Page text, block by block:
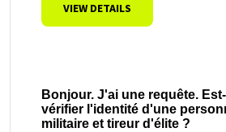
VIEW DETAILS
Bonjour. J'ai une requête.
vérifier l'identité d'une
militaire et tireur d'élite ?